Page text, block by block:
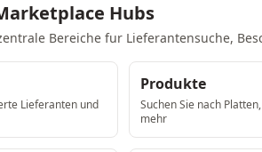
Hubs
Bereiche fur Lieferantensuche,
Lieferanten und
Produkte
Suchen Sie nach
mehr